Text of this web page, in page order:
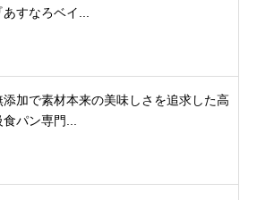
あすなろベイ...
添加で素材本来の美味しさを追求した高
食パン専門...